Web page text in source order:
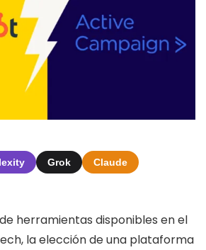
Grok
Claude
de herramientas disponibles en el
la elección de una plataforma